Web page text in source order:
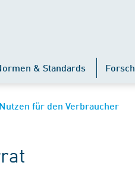
& Standards
Nutzen für den Verbraucher